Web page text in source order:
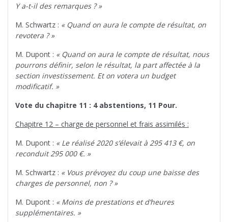
Y a-t-il des remarques ? »
M. Schwartz : « Quand on aura le compte de résultat, on
revotera ? »
M. Dupont : « Quand on aura le compte de résultat, nous
pourrons définir, selon le résultat, la part affectée à la
section investissement. Et on votera un budget
modificatif. »
Vote du chapitre 11 : 4 abstentions, 11 Pour.
Chapitre 12 – charge de personnel et frais assimilés :
M. Dupont : « Le réalisé 2020 s’élevait à 295 413 €, on
reconduit 295 000 €. »
M. Schwartz : « Vous prévoyez du coup une baisse des
charges de personnel, non ? »
M. Dupont : « Moins de prestations et d’heures
supplémentaires. »